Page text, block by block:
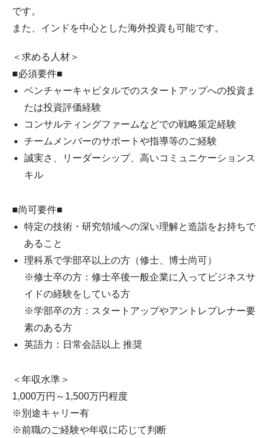
です。
また、インドを中心とした海外投資も可能です。
＜求める人材＞
■必須要件■
ベンチャーキャピタルでのスタートアップへの投資ま
たは投資評価経験
コンサルティングファームなどでの戦略策定経験
チームメンバーのサポートや指導等のご経験
誠実さ、リーダーシップ、高いコミュニケーションス
キル
■尚可要件■
特定の技術・研究領域への深い理解と造詣をお持ちで
あること
理科系で学部卒以上の方（修士、博士尚可）
※修士卒の方：修士卒後一般企業に入ってビジネスサ
イドの経験をしている方
※学部卒の方：スタートアップやアントレプレナー要
素のある方
英語力：日常会話以上 推奨
＜年収水準＞
1,000万円～1,500万円程度
※別途キャリー有
※前職のご経験や年収に応じて判断